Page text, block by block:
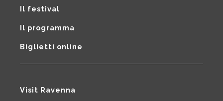
Il festival
Il programma
Biglietti online
Visit Ravenna